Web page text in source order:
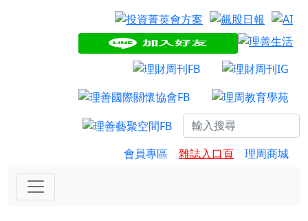
會員專區 雜誌入口頁 理周商城